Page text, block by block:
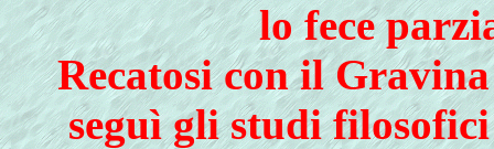
lo fece
Recatosi con il
seguì gli studi